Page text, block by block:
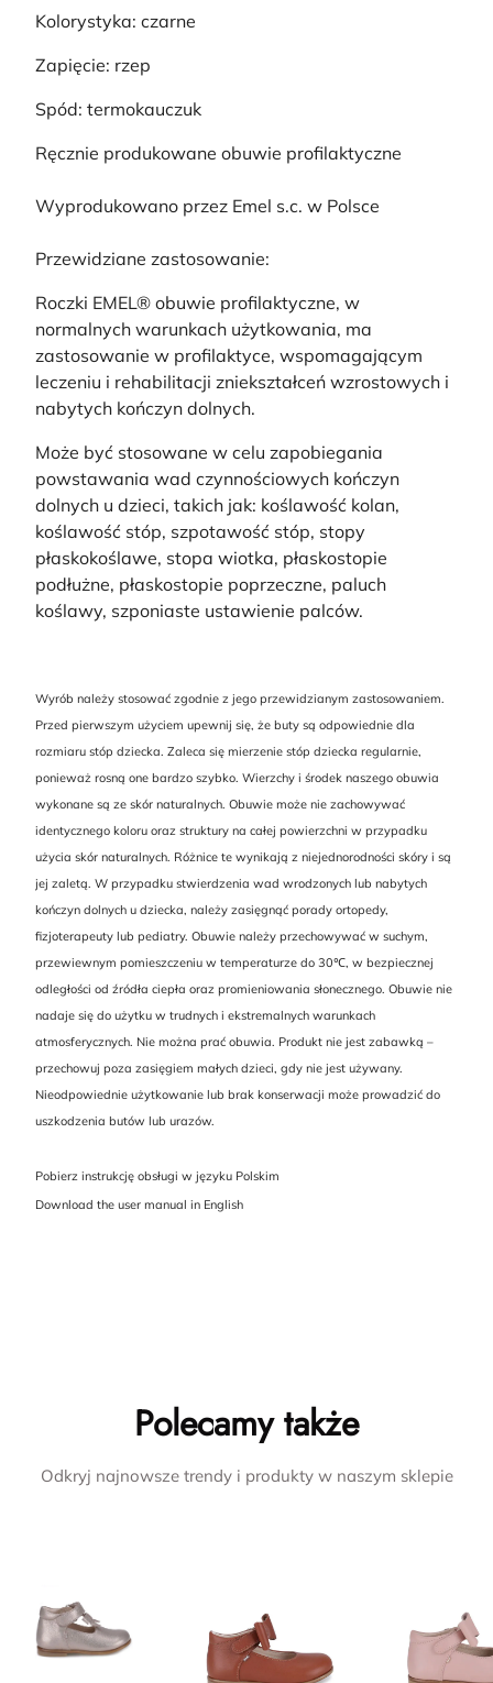
Kolorystyka: czarne
Zapięcie: rzep
Spód: termokauczuk
Ręcznie produkowane obuwie profilaktyczne
Wyprodukowano przez Emel s.c. w Polsce
Przewidziane zastosowanie:
Roczki EMEL® obuwie profilaktyczne, w
normalnych warunkach użytkowania, ma
zastosowanie w profilaktyce, wspomagającym
leczeniu i rehabilitacji zniekształceń wzrostowych i
nabytych kończyn dolnych.
Może być stosowane w celu zapobiegania
powstawania wad czynnościowych kończyn
dolnych u dzieci, takich jak: koślawość kolan,
koślawość stóp, szpotawość stóp, stopy
płaskokoślawe, stopa wiotka, płaskostopie
podłużne, płaskostopie poprzeczne, paluch
koślawy, szponiaste ustawienie palców.
Wyrób należy stosować zgodnie z jego przewidzianym zastosowaniem.
Przed pierwszym użyciem upewnij się, że buty są odpowiednie dla
rozmiaru stóp dziecka. Zaleca się mierzenie stóp dziecka regularnie,
ponieważ rosną one bardzo szybko. Wierzchy i środek naszego obuwia
wykonane są ze skór naturalnych. Obuwie może nie zachowywać
identycznego koloru oraz struktury na całej powierzchni w przypadku
użycia skór naturalnych. Różnice te wynikają z niejednorodności skóry i są
jej zaletą. W przypadku stwierdzenia wad wrodzonych lub nabytych
kończyn dolnych u dziecka, należy zasięgnąć porady ortopedy,
fizjoterapeuty lub pediatry. Obuwie należy przechowywać w suchym,
przewiewnym pomieszczeniu w temperaturze do 30℃, w bezpiecznej
odległości od źródła ciepła oraz promieniowania słonecznego. Obuwie nie
nadaje się do użytku w trudnych i ekstremalnych warunkach
atmosferycznych. Nie można prać obuwia. Produkt nie jest zabawką –
przechowuj poza zasięgiem małych dzieci, gdy nie jest używany.
Nieodpowiednie użytkowanie lub brak konserwacji może prowadzić do
uszkodzenia butów lub urazów.
Pobierz instrukcję obsługi w języku Polskim
Download the user manual in English
Polecamy także
Odkryj najnowsze trendy i produkty w naszym sklepie